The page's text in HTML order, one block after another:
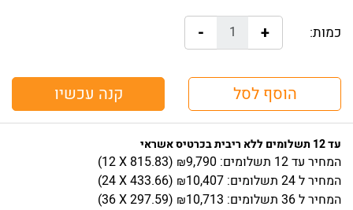
כמות: +
-
הוסף לסל קנה עכשיו
עד 12 תשלומים ללא ריבית בכרטיס אשראי
המחיר עד 12 תשלומים: ₪9,790
(12 X 815.83)
המחירל 24 תשלומים: ₪10,407
(24 X433.66)
המחירל 36 תשלומים: ₪10,713
(36 X297.59)